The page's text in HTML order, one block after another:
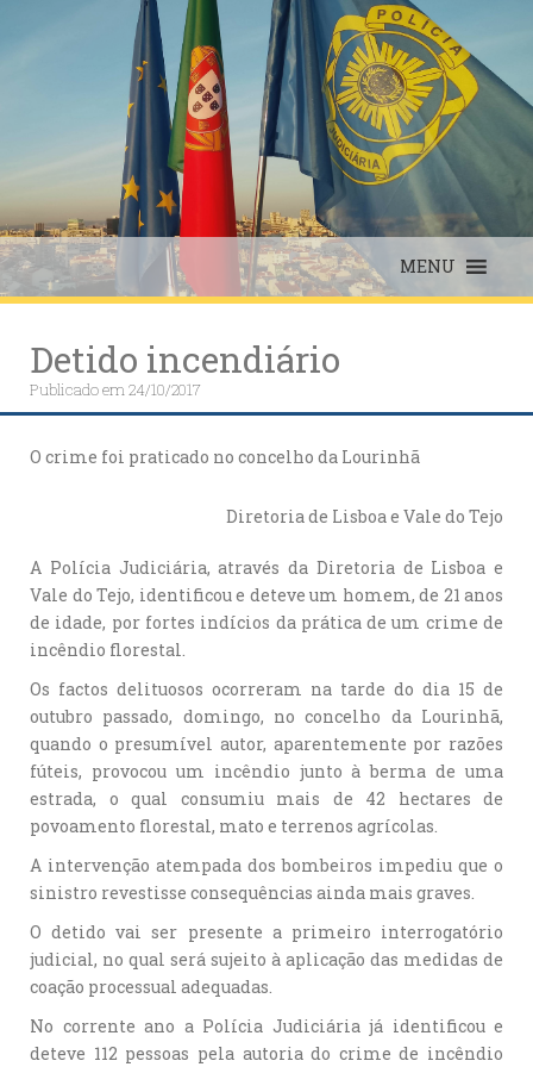
MENU
Detido incendiário
Publicado em24/10/2017
O crime foi praticado no concelho da Lourinhã
Diretoria de Lisboa e Vale do Tejo
A Polícia Judiciária, através da Diretoria de Lisboa e
Vale do Tejo, identificou e deteve um homem, de 21 anos
de idade, por fortes indícios da prática de um crime de
incêndio florestal.
Os factos delituosos ocorreram na tarde do dia 15 de
outubro passado, domingo, no concelho da Lourinhã,
quando o presumível autor, aparentemente por razões
fúteis, provocou um incêndio junto à berma de uma
estrada, o qual consumiu mais de 42 hectares de
povoamento florestal, mato e terrenos agrícolas.
A intervenção atempada dos bombeiros impediu que o
sinistro revestisse consequências ainda mais graves.
O detido vai ser presente a primeiro interrogatório
judicial, no qual será sujeito à aplicação das medidas de
coação processual adequadas.
No corrente ano a Polícia Judiciária já identificou e
deteve 112 pessoas pela autoria do crime de incêndio